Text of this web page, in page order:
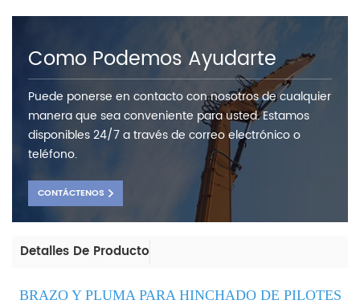
Como Podemos Ayudarte
Puede ponerse en contacto con nosotros de cualquier
manera que sea conveniente para usted. Estamos
disponibles 24/7 a través de correo electrónico o
teléfono.
CONTÁCTENOS
Detalles De Producto
BRAZO Y PLUMA PARA HINCHADO DE PILOTES